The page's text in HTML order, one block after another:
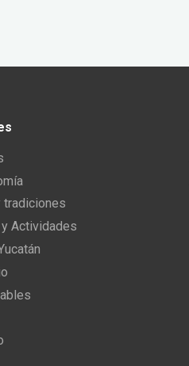
tradiciones
Actividades